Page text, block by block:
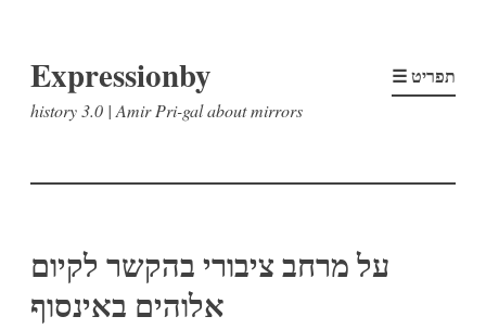
לתוכן
Expressionby
history 3.0 | Amir Pri-gal about mirrors
☰ תפריט
על מרחב ציבורי בהקשר לקיום
אלוהים באינסוף